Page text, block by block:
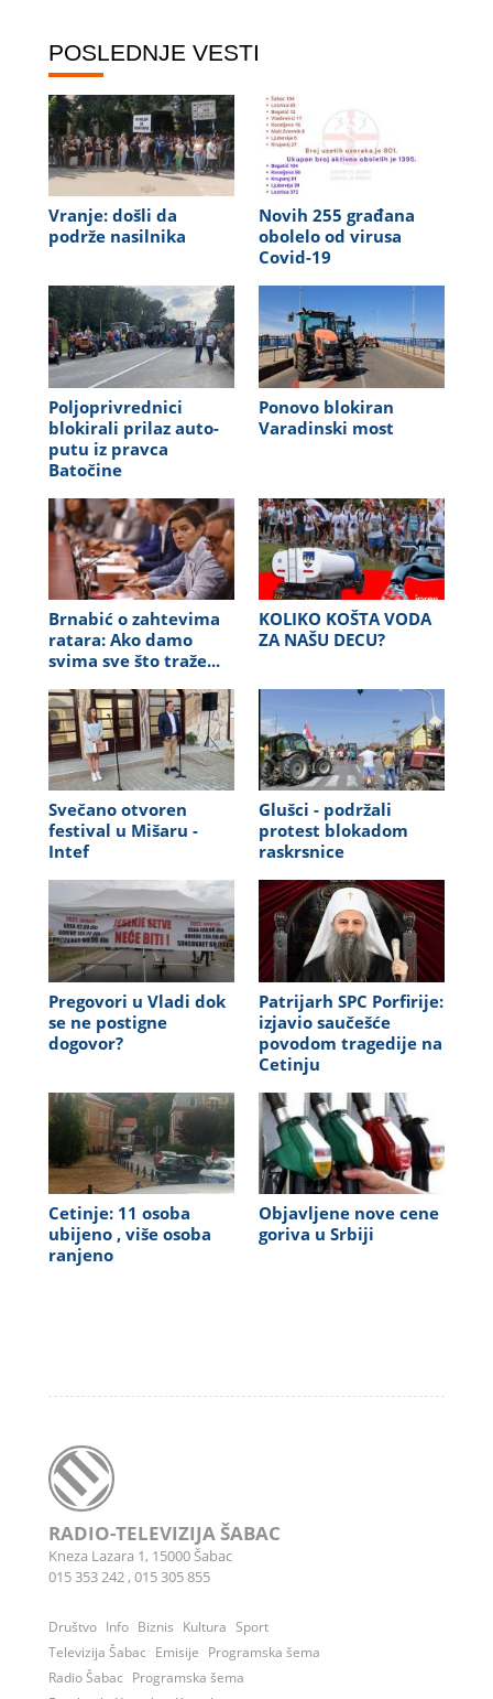
POSLEDNJE VESTI
Vranje: došli da
podrže nasilnika
Novih 255 građana
obolelo od virusa
Covid-19
Poljoprivrednici
blokirali prilaz auto-
putu iz pravca
Batočine
Ponovo blokiran
Varadinski most
Brnabić o zahtevima
ratara: Ako damo
svima sve što traže...
KOLIKO KOŠTA VODA
ZA NAŠU DECU?
Svečano otvoren
festival u Mišaru -
Intef
Glušci - podržali
protest blokadom
raskrsnice
Pregovori u Vladi dok
se ne postigne
dogovor?
Patrijarh SPC Porfirije:
izjavio saučešće
povodom tragedije na
Cetinju
Cetinje: 11 osoba
ubijeno , više osoba
ranjeno
Objavljene nove cene
goriva u Srbiji
RADIO-TELEVIZIJA ŠABAC
Kneza Lazara 1, 15000 Šabac
015 353 242, 015 305 855
Društvo Info Biznis Kultura Sport
Televizija Šabac Emisije Programska šema
Radio Šabac Programska šema